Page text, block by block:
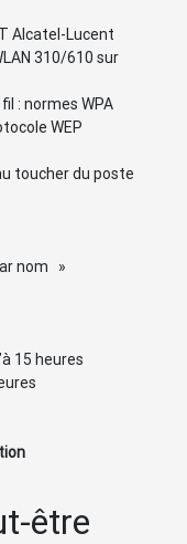
Alcatel-Lucent
310/610 sur
: normes WPA
WEP
toucher du poste
nom »
15 heures
être